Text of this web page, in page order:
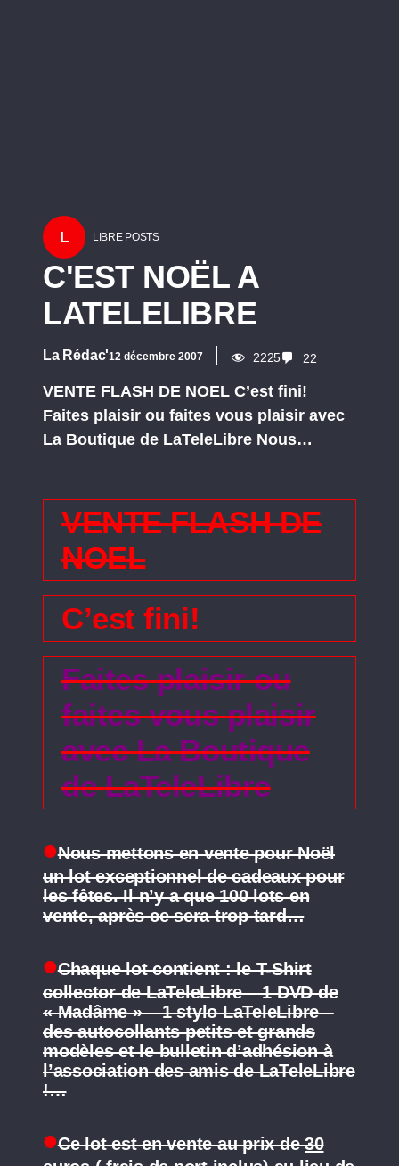
L LIBRE POSTS
C'EST NOËL A
LATELELIBRE
La Rédac'12 décembre 2007 2225 22
VENTE FLASH DE NOEL C’est fini!
Faites plaisir ou faites vous plaisir avec
La Boutique de LaTeleLibre Nous…
VENTE FLASH DE
NOEL
C’est fini!
Faites plaisir ou
faites vous plaisir
avec La Boutique
de LaTeleLibre
Nous mettons en vente pour Noël
un lot exceptionnel de cadeaux pour
les fêtes. Il n’y a que 100 lots en
vente, après ce sera trop tard…
Chaque lot contient : le T-Shirt
collector de LaTeleLibre – 1 DVD de
« Madâme » – 1 stylo LaTeleLibre –
des autocollants petits et grands
modèles et le bulletin d’adhésion à
l’association des amis de LaTeleLibre
!…
Ce lot est en vente au prix de30